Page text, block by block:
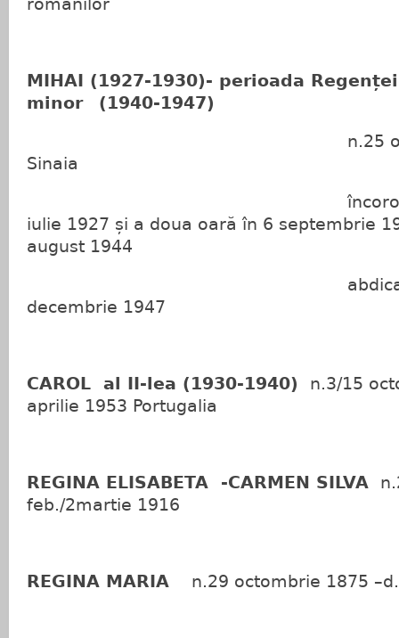
românilor
MIHAI (1927-1930)- perioada
minor
(1940-1947)
n.25 octombrie
Sinaia
încoronat prima
iulie 1927 și a doua oară în 6 septembrie
august 1944
abdicat
decembrie 1947
CAROL al II-lea (1930-1940)
n.3/15
aprilie 1953 Portugalia
REGINA ELISABETA -CARMEN SILVA
feb./2martie 1916
REGINA MARIA n.29 octombrie 1875